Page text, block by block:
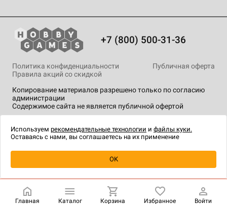
+7 (800) 500-31-36
Копирование материалов разрешено только по согласию
администрации
Содержимое сайта не является публичной офертой
Политика конфиденциальности
Публичная оферта
Правила акций со скидкой
технологии.
Главная Каталог Корзина Избранное Войти
Используем рекомендательные технологии и файлы куки.
Оставаясь с нами, вы соглашаетесь на их применение
OK